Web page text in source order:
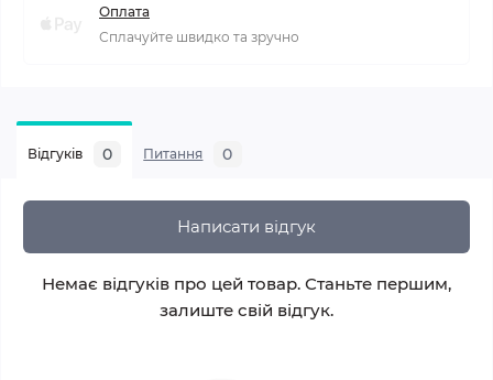
Оплата
Сплачуйте швидко та зручно
Відгуків 0 Питання 0
Написати відгук
Немає відгуків про цей товар. Станьте першим,
залиште свій відгук.